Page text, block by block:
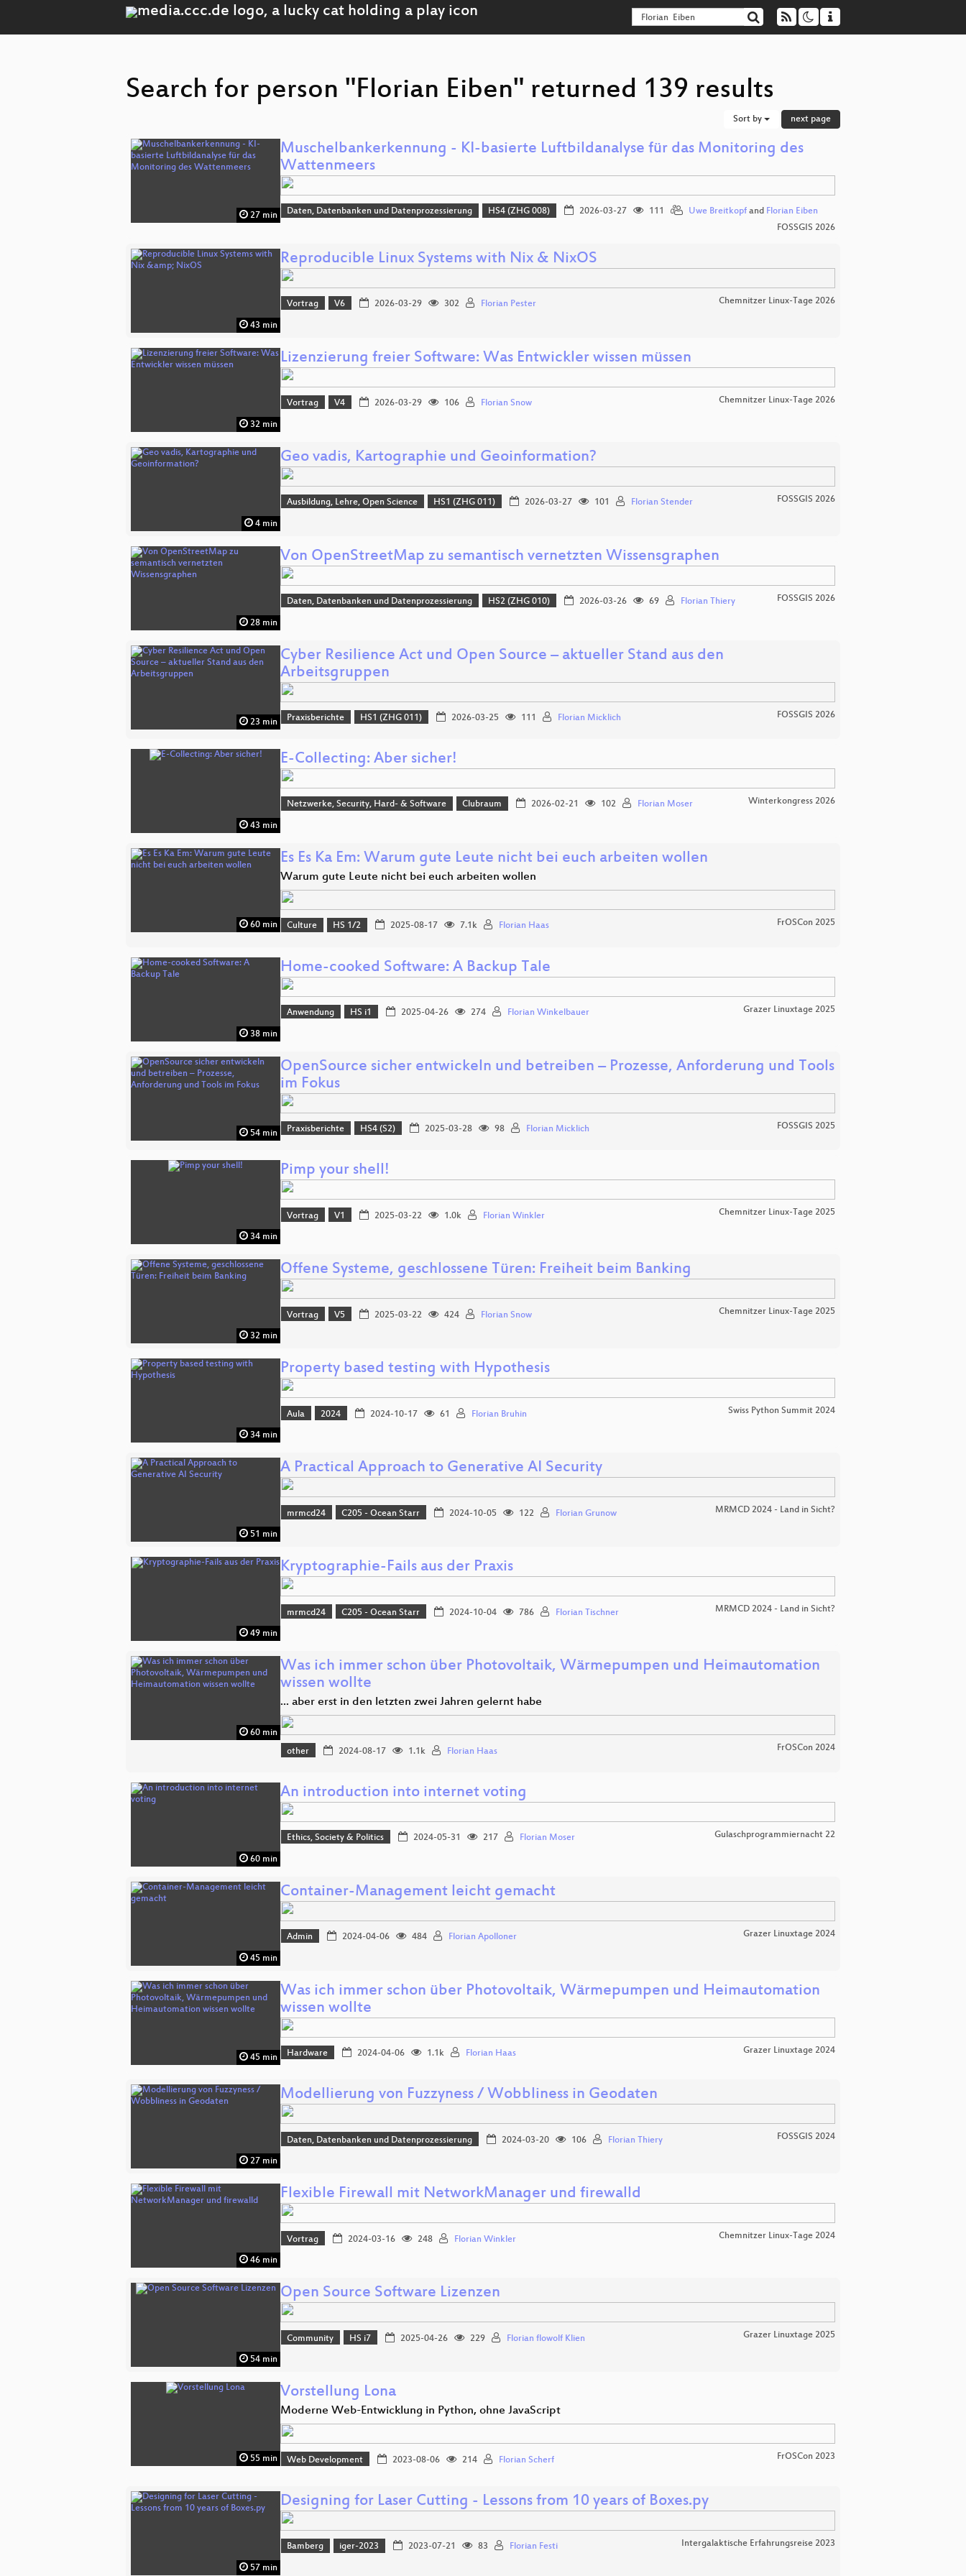
Search for person "Florian Eiben" returned 139 results
Sort by next page
27 min
Muschelbankerkennung - KI-basierte Luftbildanalyse für das Monitoring des
Wattenmeers
Daten, Datenbanken und Datenprozessierung HS4 (ZHG 008) 2026-03-27 111 Uwe Breitkopfand Florian Eiben
FOSSGIS 2026
43 min
Reproducible Linux Systems with Nix & NixOS
Vortrag V6 2026-03-29 302 Florian Pester Chemnitzer Linux-Tage 2026
32 min
Lizenzierung freier Software: Was Entwickler wissen müssen
Vortrag V4 2026-03-29 106 Florian Snow Chemnitzer Linux-Tage 2026
4 min
Geo vadis, Kartographie und Geoinformation?
Ausbildung, Lehre, Open Science HS1 (ZHG 011) 2026-03-27 101 Florian Stender FOSSGIS 2026
28 min
Von OpenStreetMap zu semantisch vernetzten Wissensgraphen
Daten, Datenbanken und Datenprozessierung HS2 (ZHG 010) 2026-03-26 69 Florian Thiery FOSSGIS 2026
23 min
Cyber Resilience Act und Open Source – aktueller Stand aus den
Arbeitsgruppen
Praxisberichte HS1 (ZHG 011) 2026-03-25 111 Florian Micklich FOSSGIS 2026
43 min
E-Collecting: Aber sicher!
Netzwerke, Security, Hard- & Software Clubraum 2026-02-21 102 Florian Moser Winterkongress 2026
60 min
Es Es Ka Em: Warum gute Leute nicht bei euch arbeiten wollen
Warum gute Leute nicht bei euch arbeiten wollen
Culture HS 1/2 2025-08-17 7.1k Florian Haas FrOSCon 2025
38 min
Home-cooked Software: A Backup Tale
Anwendung HS i1 2025-04-26 274 Florian Winkelbauer Grazer Linuxtage 2025
54 min
OpenSource sicher entwickeln und betreiben – Prozesse, Anforderung und Tools
im Fokus
Praxisberichte HS4 (S2) 2025-03-28 98 Florian Micklich FOSSGIS 2025
34 min
Pimp your shell!
Vortrag V1 2025-03-22 1.0k Florian Winkler Chemnitzer Linux-Tage 2025
32 min
Offene Systeme, geschlossene Türen: Freiheit beim Banking
Vortrag V5 2025-03-22 424 Florian Snow Chemnitzer Linux-Tage 2025
34 min
Property based testing with Hypothesis
Aula 2024 2024-10-17 61 Florian Bruhin Swiss Python Summit 2024
51 min
A Practical Approach to Generative AI Security
mrmcd24 C205 - Ocean Starr 2024-10-05 122 Florian Grunow MRMCD 2024 - Land in Sicht?
49 min
Kryptographie-Fails aus der Praxis
mrmcd24 C205 - Ocean Starr 2024-10-04 786 Florian Tischner MRMCD 2024 - Land in Sicht?
60 min
Was ich immer schon über Photovoltaik, Wärmepumpen und Heimautomation
wissen wollte
... aber erst in den letzten zwei Jahren gelernt habe
other 2024-08-17 1.1k Florian Haas FrOSCon 2024
60 min
An introduction into internet voting
Ethics, Society & Politics 2024-05-31 217 Florian Moser Gulaschprogrammiernacht 22
45 min
Container-Management leicht gemacht
Admin 2024-04-06 484 Florian Apolloner Grazer Linuxtage 2024
45 min
Was ich immer schon über Photovoltaik, Wärmepumpen und Heimautomation
wissen wollte
Hardware 2024-04-06 1.1k Florian Haas Grazer Linuxtage 2024
27 min
Modellierung von Fuzzyness / Wobbliness in Geodaten
Daten, Datenbanken und Datenprozessierung 2024-03-20 106 Florian Thiery FOSSGIS 2024
46 min
Flexible Firewall mit NetworkManager und firewalld
Vortrag 2024-03-16 248 Florian Winkler Chemnitzer Linux-Tage 2024
54 min
Open Source Software Lizenzen
Community HS i7 2025-04-26 229 Florian flowolf Klien Grazer Linuxtage 2025
55 min
Vorstellung Lona
Moderne Web-Entwicklung in Python, ohne JavaScript
Web Development 2023-08-06 214 Florian Scherf FrOSCon 2023
57 min
Designing for Laser Cutting - Lessons from 10 years of Boxes.py
Bamberg iger-2023 2023-07-21 83 Florian Festi Intergalaktische Erfahrungsreise 2023